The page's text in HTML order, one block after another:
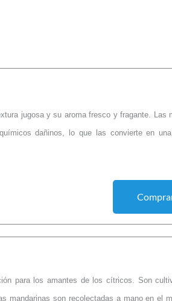
jugosa y su aroma fresco y fragante. Las
dañinos, lo que las convierte en
para los amantes de los cítricos. Son
mandarinas son recolectadas a mano en el